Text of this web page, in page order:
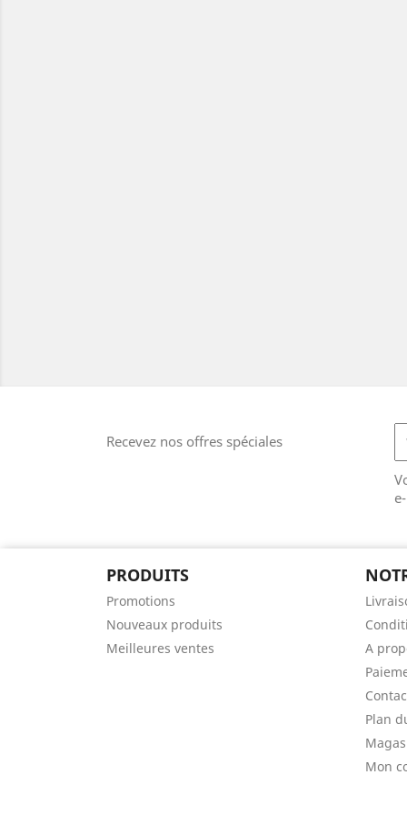
Recevez nos offres spéciales
PRODUITS
Promotions
Nouveaux produits
Meilleures ventes
A
Plan
Mon